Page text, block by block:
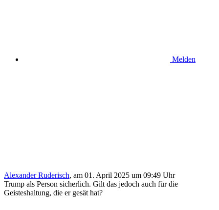
Melden
Alexander Ruderisch, am 01. April 2025 um 09:49 Uhr
Trump als Person sicherlich. Gilt das jedoch auch für die
Geisteshaltung, die er gesät hat?